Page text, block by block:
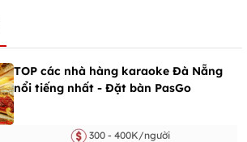
TOP các nhà hàng karaoke Đà Nẵng
nổi tiếng nhất - Đặt bàn PasGo
300 - 400K/người